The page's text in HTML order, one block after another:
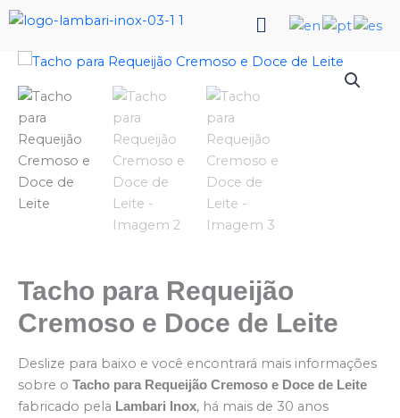
Menu
Tacho para Requeijão
Cremoso e Doce de Leite
Deslize para baixo e você encontrará mais informações
sobre o Tacho para Requeijão Cremoso e Doce de Leite
fabricado pela Lambari Inox, há mais de 30 anos
Tacho
Requeijão
Cremoso
e
Doce
de
Leite
quantidade